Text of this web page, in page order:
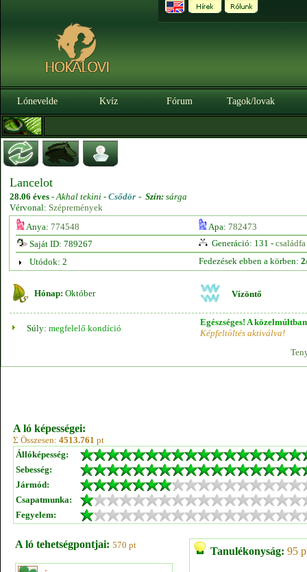
Lónevelde Kvíz Fórum Tagok/lovak
Lancelot
28.06 éves -Akhal tekini - Csődör - Szín: sárga
Vérvonal: Szépremények
Anya: 774548 Apa: 782473
Saját ID: 789267
Generáció: 131 - családfa
Utódok: 2
Fedezések ebben a körben:
Hónap: Október Vízöntő
Súly: megfelelő kondíció
Egészséges! A
Képfeltöltés aktiválva!
A ló képességei:
Σ Összesen: 4513.761 pt
Állóképesség:
Sebesség:
Jármód:
Csapatmunka:
Fegyelem:
A ló tehetségpontjai: 570 pt
Tanulékonyság: 95